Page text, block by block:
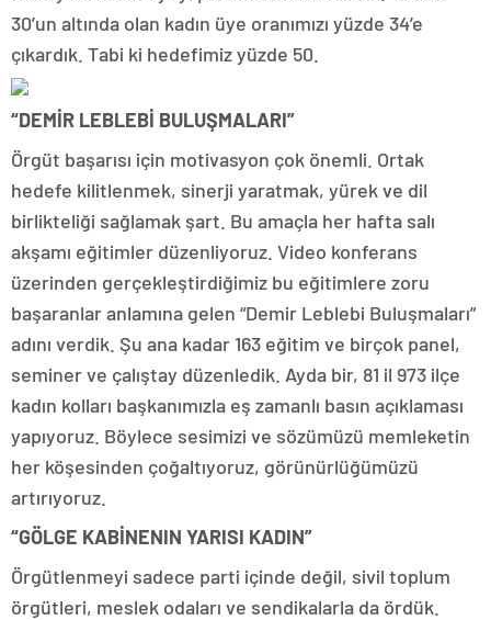
30’un altında olan kadın üye oranımızı yüzde 34’e
çıkardık. Tabi ki hedefimiz yüzde 50.
“DEMİR LEBLEBİ BULUŞMALARI”
Örgüt başarısı için motivasyon çok önemli. Ortak
hedefe kilitlenmek, sinerji yaratmak, yürek ve dil
birlikteliği sağlamak şart. Bu amaçla her hafta salı
akşamı eğitimler düzenliyoruz. Video konferans
üzerinden gerçekleştirdiğimiz bu eğitimlere zoru
başaranlar anlamına gelen “Demir Leblebi Buluşmaları”
adını verdik. Şu ana kadar 163 eğitim ve birçok panel,
seminer ve çalıştay düzenledik. Ayda bir, 81 il 973 ilçe
kadın kolları başkanımızla eş zamanlı basın açıklaması
yapıyoruz. Böylece sesimizi ve sözümüzü memleketin
her köşesinden çoğaltıyoruz, görünürlüğümüzü
artırıyoruz.
“GÖLGE KABİNENIN YARISI KADIN”
Örgütlenmeyi sadece parti içinde değil, sivil toplum
örgütleri, meslek odaları ve sendikalarla da ördük.